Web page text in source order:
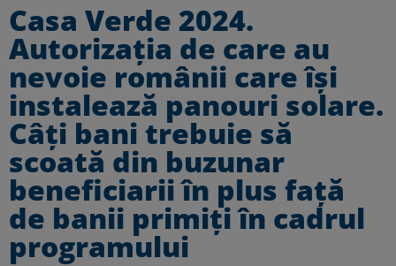
Casa Verde 2024.
Autorizația de care au
nevoie românii care își
instalează panouri solare.
Câți bani trebuie să
scoată din buzunar
beneficiarii în plus față
de banii primiți în cadrul
programului